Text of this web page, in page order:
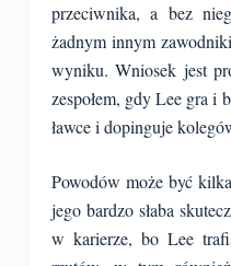
przeciwnika, a bez
żadnym innym
wyniku. Wniosek jest
zespołem, gdy Lee gra i
ławce i dopinguje
Powodów może być
jego bardzo słaba
w karierze, bo Lee